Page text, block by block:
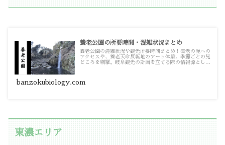
養老公園の所要時間・混雑状況まとめ
養老公園の混雑状況や観光所要時間まとめ！養老の滝への
アクセスや、養老天命反転地のアート体験、季節ごとの見
どころを網羅。岐阜観光の計画を立てる際の情報源として
banzokubiology.com
東濃エリア